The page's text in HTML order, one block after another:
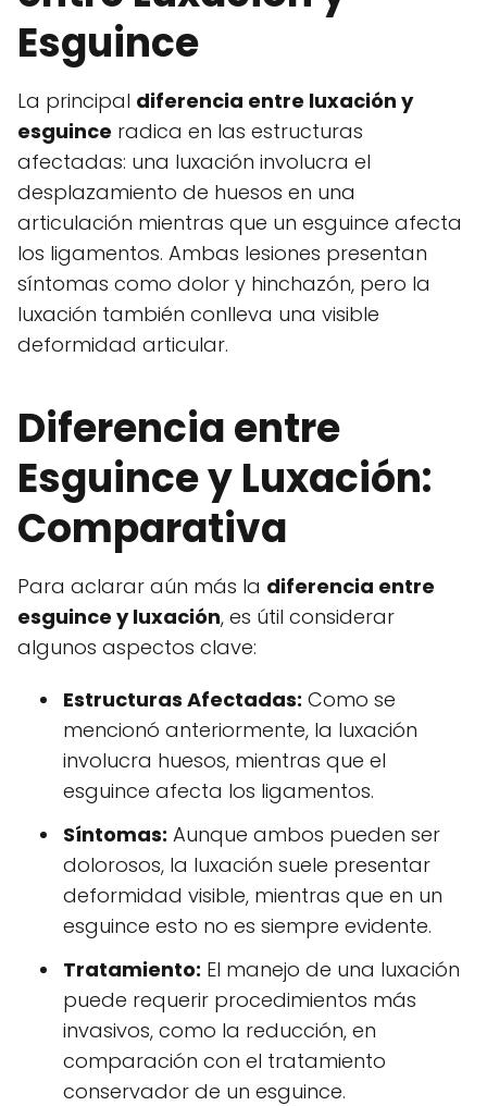
Esguince
La principal diferencia entre luxación y
esguince radica en las estructuras
afectadas: una luxación involucra el
desplazamiento de huesos en una
articulación mientras que un esguince afecta
los ligamentos. Ambas lesiones presentan
síntomas como dolor y hinchazón, pero la
luxación también conlleva una visible
deformidad articular.
Diferencia entre
Esguince y Luxación:
Comparativa
Para aclarar aún más la diferencia entre
esguince y luxación, es útil considerar
algunos aspectos clave:
Estructuras Afectadas: Como se
mencionó anteriormente, la luxación
involucra huesos, mientras que el
esguince afecta los ligamentos.
Síntomas: Aunque ambos pueden ser
dolorosos, la luxación suele presentar
deformidad visible, mientras que en un
esguince esto no es siempre evidente.
Tratamiento: El manejo de una luxación
puede requerir procedimientos más
invasivos, como la reducción, en
comparación con el tratamiento
conservador de un esguince.